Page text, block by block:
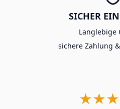
SICHER
Langlebige
sichere Zahlung